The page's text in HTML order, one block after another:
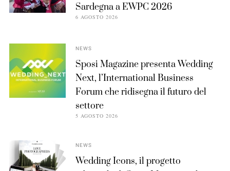
Sardegna a EWPC 2026
6 AGOSTO 2026
NEWS
Sposi Magazine presenta Wedding
Next, l’International Business
Forum che ridisegna il futuro del
settore
5 AGOSTO 2026
NEWS
Wedding Icons, il progetto